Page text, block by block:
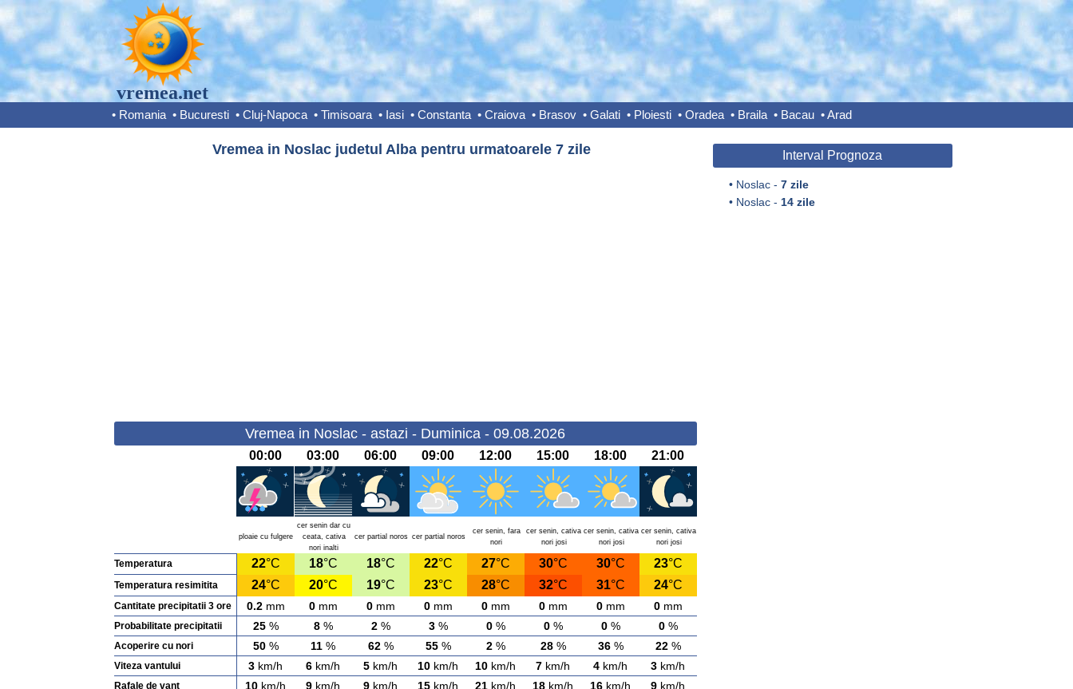
vremea.net
• Romania • Bucuresti • Cluj-Napoca • Timisoara • Iasi • Constanta • Craiova • Brasov • Galati • Ploiesti • Oradea • Braila • Bacau •Arad
Vremea in Noslac judetul Alba pentru urmatoarele 7 zile
Vremea in Noslac - astazi - Duminica - 09.08.2026
00:00 03:00 06:00 09:00 12:00 15:00 18:00 21:00
ploaie cu fulgere
cer senin dar cu
ceata, cativa
nori inalti
cer partial noros cer partial noros
cer senin, fara
nori
cer senin, cativa
nori josi
cer senin, cativa
nori josi
cer senin, cativa
nori josi
Temperatura 22°C 18°C 18°C 22°C 27°C 30°C 30°C 23°C
Temperatura resimitita 24°C 20°C 19°C 23°C 28°C 32°C 31°C 24°C
Cantitate precipitatii 3 ore 0.2mm 0mm 0mm 0mm 0mm 0mm 0mm 0mm
Probabilitate precipitatii 25% 8% 2% 3% 0% 0% 0% 0%
Acoperire cu nori 50% 11 % 62% 55% 2% 28% 36% 22%
Viteza vantului 3 km/h 6 km/h 5 km/h 10 km/h 10 km/h 7 km/h 4 km/h 3 km/h
Rafale de vant 10 km/h 9 km/h 9 km/h 15 km/h 21 km/h 18 km/h 16 km/h 9 km/h
Interval Prognoza
• Noslac - 7 zile
• Noslac - 14 zile